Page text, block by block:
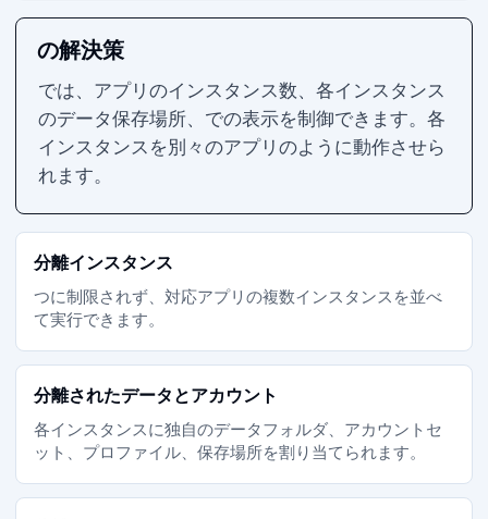
Parall の解決策
Parall では、アプリのインスタンス数、各インスタンス
のデータ保存場所、Dock での表示を制御できます。各
インスタンスを別々のアプリのように動作させら
れます。
分離インスタンス
1つに制限されず、対応アプリの複数インスタンスを並べ
て実行できます。
分離されたデータとアカウント
各インスタンスに独自のデータフォルダ、アカウントセ
ット、プロファイル、保存場所を割り当てられます。